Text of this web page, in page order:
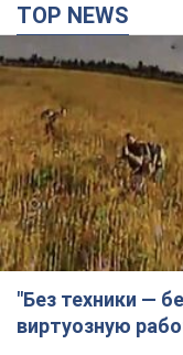
TOP NEWS
"Без техники —
виртуозную